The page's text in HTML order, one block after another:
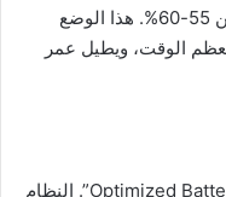
عند تفعيله، سيتم شحن البطارية فقط بين 55-60%. هذا الوضع
الوقت، ويطيل عمر
نظام macOS يملك ميزة “Optimized Battery Charging”. النظام